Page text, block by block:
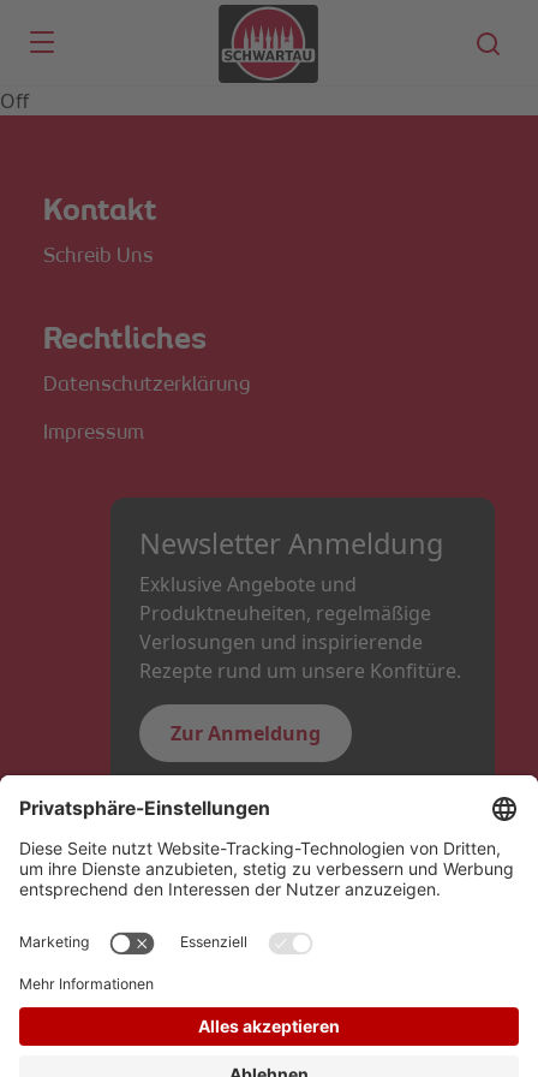
Skip to main content
Off
Kontakt
Schreib Uns
Rechtliches
Datenschutzerklärung
Impressum
Newsletter Anmeldung
Exklusive Angebote und
Produktneuheiten, regelmäßige
Verlosungen und inspirierende
Rezepte rund um unsere Konfitüre.
Zur Anmeldung
Folge uns
Hero Global
Copyright © Schwartauer Werke 2026